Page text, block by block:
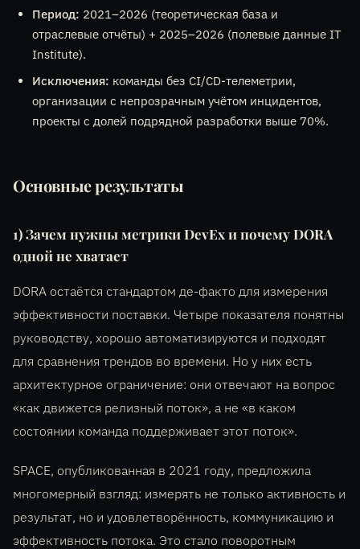
Период: 2021–2026 (теоретическая база и
отраслевые отчёты) + 2025–2026 (полевые данные IT
Institute).
Исключения: команды без CI/CD-телеметрии,
организации с непрозрачным учётом инцидентов,
проекты с долей подрядной разработки выше 70%.
Основные результаты
1) Зачем нужны метрики DevEx и почему DORA
одной не хватает
DORA остаётся стандартом де-факто для измерения
эффективности поставки. Четыре показателя понятны
руководству, хорошо автоматизируются и подходят
для сравнения трендов во времени. Но у них есть
архитектурное ограничение: они отвечают на вопрос
«как движется релизный поток», а не «в каком
состоянии команда поддерживает этот поток».
SPACE, опубликованная в 2021 году, предложила
многомерный взгляд: измерять не только активность и
результат, но и удовлетворённость, коммуникацию и
эффективность потока. Это стало поворотным